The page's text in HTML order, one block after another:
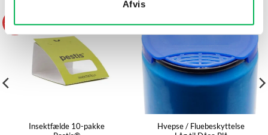
Afvis
-23%
Insektfælde 10-pakke
Hvepse / Fluebeskyttelse